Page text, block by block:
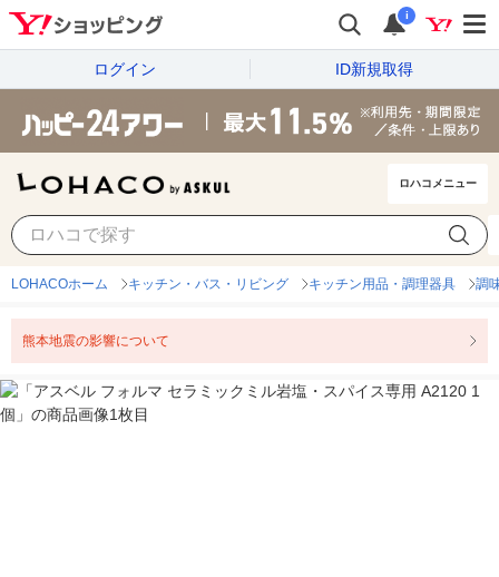
i
ログイン ID新規取得
ロハコメニュー
LOHACOホーム キッチン・バス・リビング キッチン用品・調理器具 調
熊本地震の影響について